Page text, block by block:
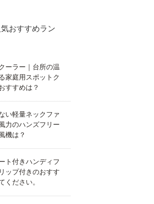
おすすめラン
ーラー｜台所の温
家庭用スポットク
すすめは？
い軽量ネックファ
力のハンズフリー
機は？
ト付きハンディフ
ップ付きのおすす
ください。